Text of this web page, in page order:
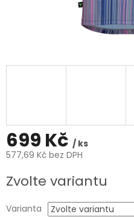
699 Kč / ks
577,69 Kč bez DPH
cena:
Zvolte variantu
Varianta